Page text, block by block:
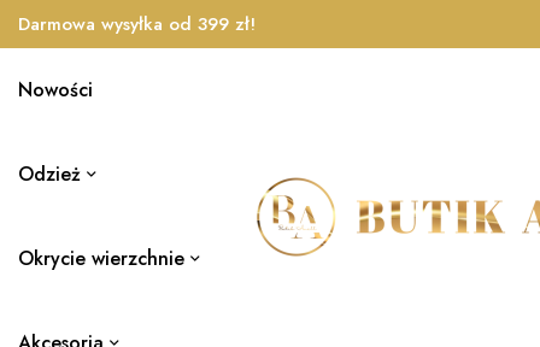
Darmowa wysyłka od 399 zł!
Nowości
Odzież
Okrycie wierzchnie